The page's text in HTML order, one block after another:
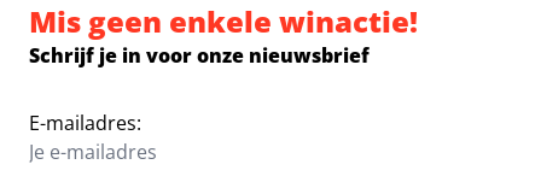
Mis geen enkele winactie!
Schrijf je in voor onze nieuwsbrief
E-mailadres: